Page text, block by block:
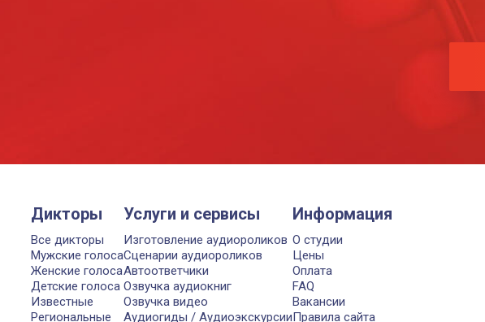
Дикторы
Все дикторы
Мужские голоса
Женские голоса
Детские голоса
Известные
Региональные
Услуги и сервисы
Изготовление аудиороликов
Сценарии аудиороликов
Автоответчики
Озвучка аудиокниг
Озвучка видео
Аудиогиды / Аудиоэкскурсии
Информация
О студии
Цены
Оплата
FAQ
Вакансии
Правила сайта